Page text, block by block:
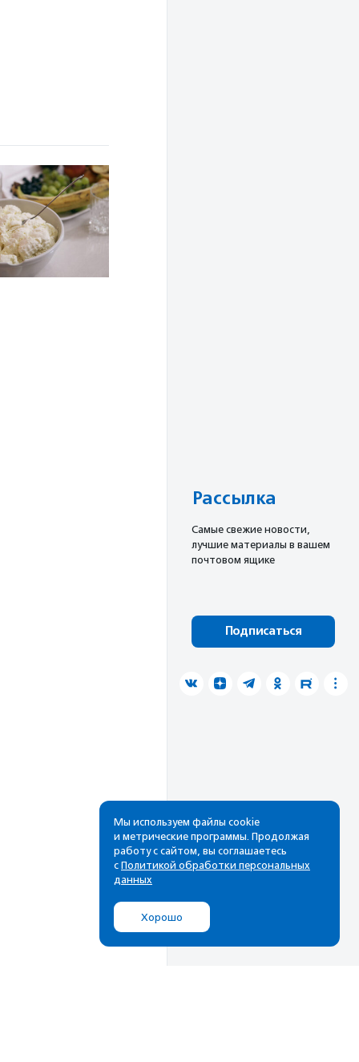
Рассылка
Cамые свежие новости,
лучшие материалы в вашем
почтовом ящике
Подписаться
Мы используем файлы cookie
и метрические программы. Продолжая
работу с сайтом, вы соглашаетесь
с Политикой обработки персональных
данных
Хорошо